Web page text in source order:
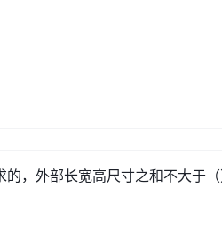
，外部长宽高尺寸之和不大于